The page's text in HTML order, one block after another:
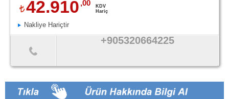
42.910 ,00
KDV
Hariç
Nakliye Hariçtir
+905320664225